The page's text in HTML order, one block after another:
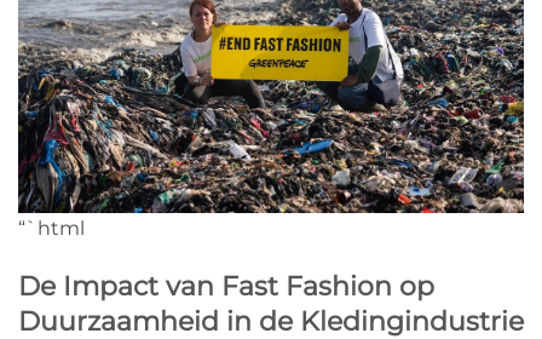
“`html
De Impact van Fast Fashion op
Duurzaamheid in de Kledingindustrie